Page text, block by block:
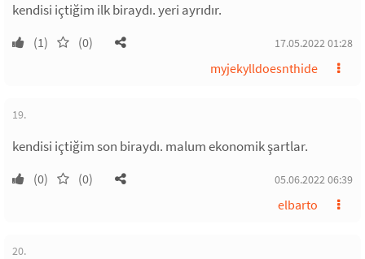
kendisi içtiğim ilk biraydı. yeri ayrıdır.
(1) (0) 17.05.2022 01:28
myjekylldoesnthide
19.
kendisi içtiğim son biraydı. malum ekonomik şartlar.
(0) (0) 05.06.2022 06:39
elbarto
20.